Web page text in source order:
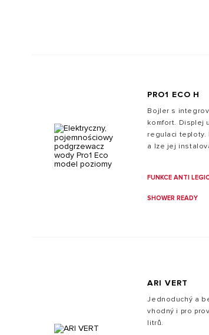
PRO1 ECO H
Bojler s
komfort. Displej
regulaci teploty.
a lze jej
FUNKCE ANTI
SHOWER READY
ARI VERT
Jednoduchý a
vhodný i pro
litrů.